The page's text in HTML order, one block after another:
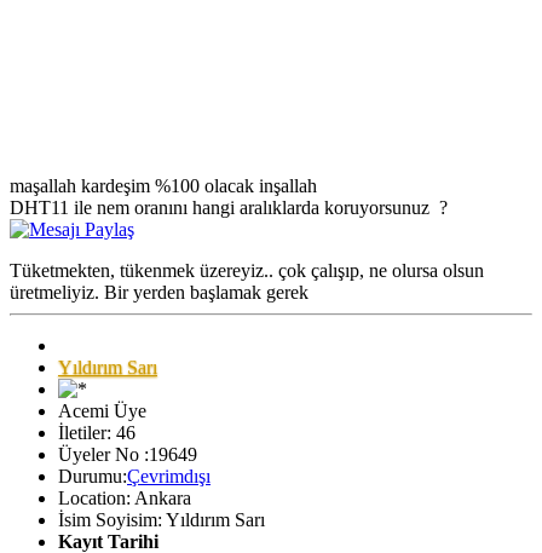
maşallah kardeşim %100 olacak inşallah
DHT11 ile nem oranını hangi aralıklarda koruyorsunuz ?
Tüketmekten, tükenmek üzereyiz.. çok çalışıp, ne olursa olsun
üretmeliyiz. Bir yerden başlamak gerek
Yıldırım Sarı
Acemi Üye
İletiler: 46
Üyeler No :19649
Durumu:Çevrimdışı
Location: Ankara
İsim Soyisim: Yıldırım Sarı
Kayıt Tarihi